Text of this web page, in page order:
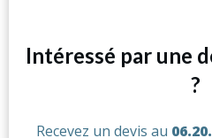
Intéressé par une
?
Recevez un devis au